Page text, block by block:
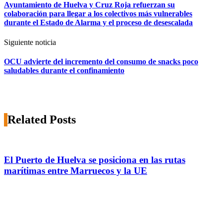
Ayuntamiento de Huelva y Cruz Roja refuerzan su
colaboración para llegar a los colectivos más vulnerables
durante el Estado de Alarma y el proceso de desescalada
Siguiente noticia
OCU advierte del incremento del consumo de snacks poco
saludables durante el confinamiento
Related Posts
El Puerto de Huelva se posiciona en las rutas
marítimas entre Marruecos y la UE